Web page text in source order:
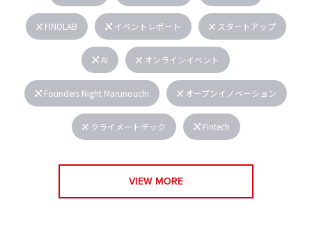
FINOLAB イベントレポート スタートアップ
AI オンラインイベント
Founders Night Marunouchi オープンイノベーション
クライメートテック Fintech
VIEW MORE